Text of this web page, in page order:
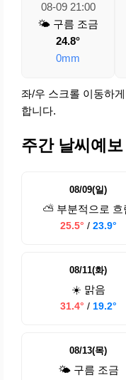
08-09 21:00
🌤️ 구름 조금
24.8°
0mm
좌/우 스크롤 이동하
합니다.
주간 날씨예보
08/09(일)
⛅ 부분적으로 흐
25.5° / 23.9°
08/11(화)
☀️ 맑음
31.4° / 19.2°
08/13(목)
🌤️ 구름 조금